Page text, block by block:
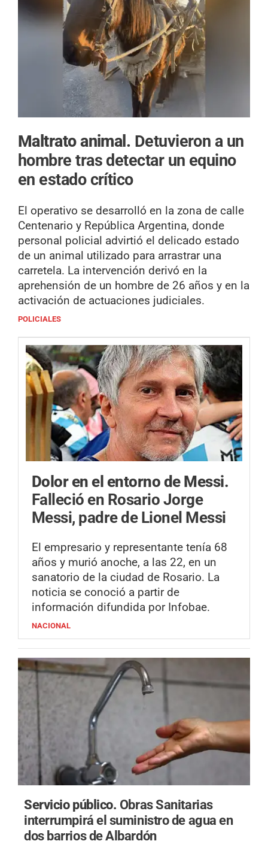
Maltrato animal. Detuvieron a un
hombre tras detectar un equino
en estado crítico
El operativo se desarrolló en la zona de calle
Centenario y República Argentina, donde
personal policial advirtió el delicado estado
de un animal utilizado para arrastrar una
carretela. La intervención derivó en la
aprehensión de un hombre de 26 años y en la
activación de actuaciones judiciales.
POLICIALES
Dolor en el entorno de Messi.
Falleció en Rosario Jorge
Messi, padre de Lionel Messi
El empresario y representante tenía 68
años y murió anoche, a las 22, en un
sanatorio de la ciudad de Rosario. La
noticia se conoció a partir de
información difundida por Infobae.
NACIONAL
Servicio público. Obras Sanitarias
interrumpirá el suministro de agua en
dos barrios de Albardón